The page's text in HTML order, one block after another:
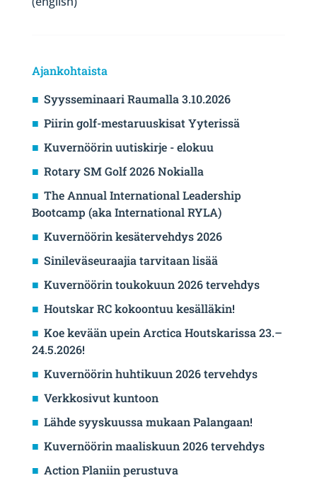
Ajankohtaista
Syysseminaari Raumalla 3.10.2026
Piirin golf-mestaruuskisat Yyterissä
Kuvernöörin uutiskirje - elokuu
Rotary SM Golf 2026 Nokialla
The Annual International Leadership
Bootcamp (aka International RYLA)
Kuvernöörin kesätervehdys 2026
Sinileväseuraajia tarvitaan lisää
Kuvernöörin toukokuun 2026 tervehdys
Houtskar RC kokoontuu kesälläkin!
Koe kevään upein Arctica Houtskarissa 23.–
24.5.2026!
Kuvernöörin huhtikuun 2026 tervehdys
Verkkosivut kuntoon
Lähde syyskuussa mukaan Palangaan!
Kuvernöörin maaliskuun 2026 tervehdys
Action Planiin perustuva